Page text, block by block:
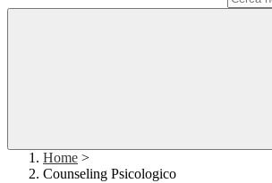
Home >
Counseling Psicologico